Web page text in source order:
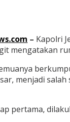
– Kapolri
mengatakan
menjadi salah
pertama,